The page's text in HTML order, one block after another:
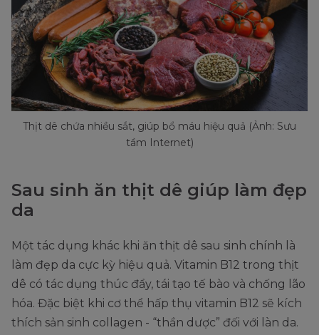
Thịt dê chứa nhiều sắt, giúp bổ máu hiệu quả (Ảnh: Sưu
tầm Internet)
Sau sinh ăn thịt dê giúp làm đẹp
da
Một tác dụng khác khi ăn thịt dê sau sinh chính là
làm đẹp da cực kỳ hiệu quả. Vitamin B12 trong thịt
dê có tác dụng thúc đẩy, tái tạo tế bào và chống lão
hóa. Đặc biệt khi cơ thể hấp thụ vitamin B12 sẽ kích
thích sản sinh collagen - “thần dược” đối với làn da.